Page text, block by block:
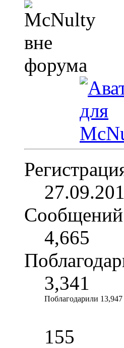
Сообщений
4,665
3,341
Поблагодарили 13,947
155